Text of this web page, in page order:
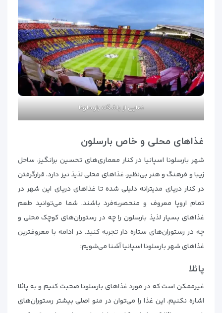
نمایی از باشگاه بارسلونا
غذاهای محلی و خاص بارسلون
شهر بارسلونا اسپانیا در کنار معماری‌های تحسین برانگیز، ساحل
زیبا و فرهنگ و هنر بی‌نظیر، غذاهای محلی لذیذ نیز دارد. قرارگرفتن
در کنار دریای مدیترانه دلیلی شده تا غذاهای دریای این شهر در
تمام اروپا معروف و منحصربه‌فرد باشند. شما می‌توانید طعم
غذاهای بسیار لذیذ بارسلون را چه در رستوران‌های کوچک محلی و
چه در رستوران‌های ستاره دار تجربه کنید. در ادامه با معروفترین
غذاهای شهر بارسلونا اسپانیا آشنا می‌شویم:
پائلا
غیرممکن است که در مورد غذاهای بارسلونا صحبت کنیم و به پائلا
اشاره نکنیم. این غذا را می‌توان در منو اصلی بیشتر رستوران‌های